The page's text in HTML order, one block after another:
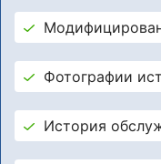
Фотографии
История